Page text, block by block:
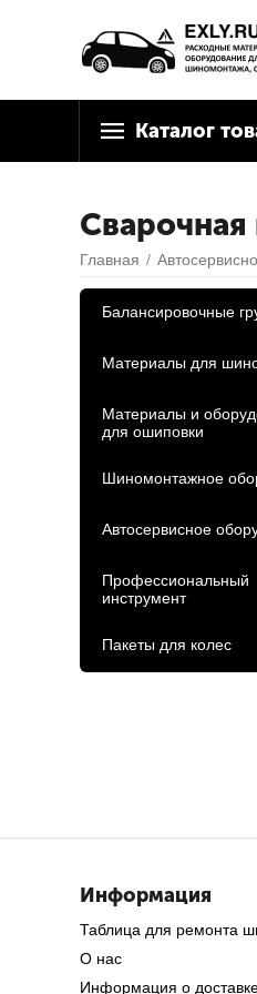
Каталог
Главная /
Балансировочные
Материалы для
Материалы и
для ошиповки
Шиномонтажное
Автосервисное
Профессиональный
инструмент
Пакеты для колес
Информация
Таблица для ремонта
О нас
Информация о